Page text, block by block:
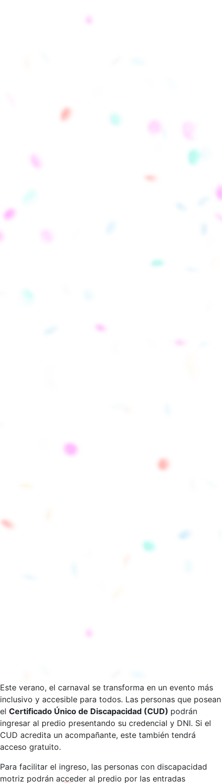
Este verano, el carnaval se transforma en un evento más
inclusivo y accesible para todos. Las personas que posean
el Certificado Único de Discapacidad (CUD) podrán
ingresar al predio presentando su credencial y DNI. Si el
CUD acredita un acompañante, este también tendrá
acceso gratuito.
Para facilitar el ingreso, las personas con discapacidad
motriz podrán acceder al predio por las entradas